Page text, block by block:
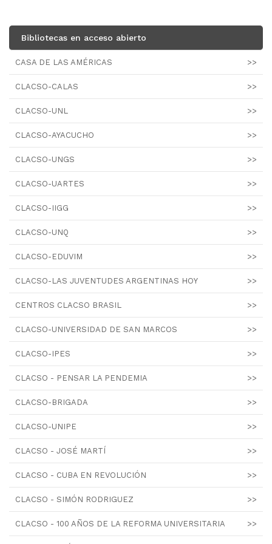
Bibliotecas en acceso abierto
CASA DE LAS AMÉRICAS >>
CLACSO-CALAS >>
CLACSO-UNL >>
CLACSO-AYACUCHO >>
CLACSO-UNGS >>
CLACSO-UARTES >>
CLACSO-IIGG >>
CLACSO-UNQ >>
CLACSO-EDUVIM >>
CLACSO-LAS JUVENTUDES ARGENTINAS HOY >>
CENTROS CLACSO BRASIL >>
CLACSO-UNIVERSIDAD DE SAN MARCOS >>
CLACSO-IPES >>
CLACSO - PENSAR LA PENDEMIA >>
CLACSO-BRIGADA >>
CLACSO-UNIPE >>
CLACSO - JOSÉ MARTÍ >>
CLACSO - CUBA EN REVOLUCIÓN >>
CLACSO - SIMÓN RODRIGUEZ >>
CLACSO - 100 AÑOS DE LA REFORMA UNIVERSITARIA >>